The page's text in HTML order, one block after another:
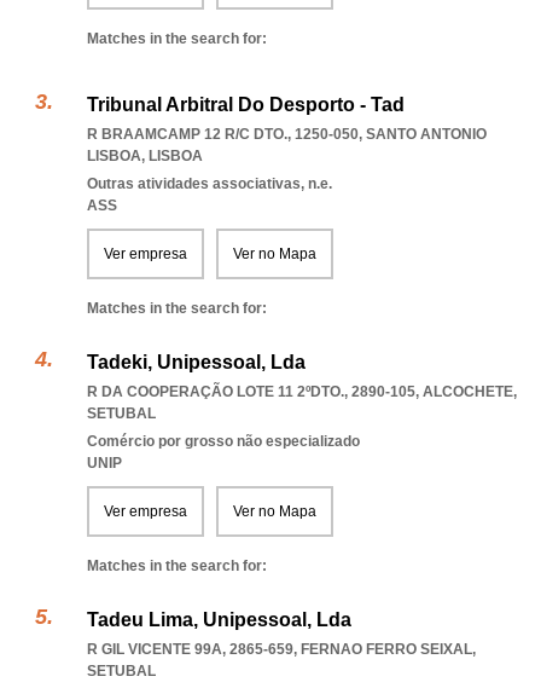
Matches in the search for:
Tribunal Arbitral Do Desporto - Tad
R BRAAMCAMP 12 R/C DTO., 1250-050, SANTO ANTONIO
LISBOA, LISBOA
Outras atividades associativas, n.e.
ASS
Ver empresa Ver no Mapa
Matches in the search for:
Tadeki, Unipessoal, Lda
R DA COOPERAÇÃO LOTE 11 2ºDTO., 2890-105, ALCOCHETE,
SETUBAL
Comércio por grosso não especializado
UNIP
Ver empresa Ver no Mapa
Matches in the search for:
Tadeu Lima, Unipessoal, Lda
R GIL VICENTE 99A, 2865-659, FERNAO FERRO SEIXAL,
SETUBAL